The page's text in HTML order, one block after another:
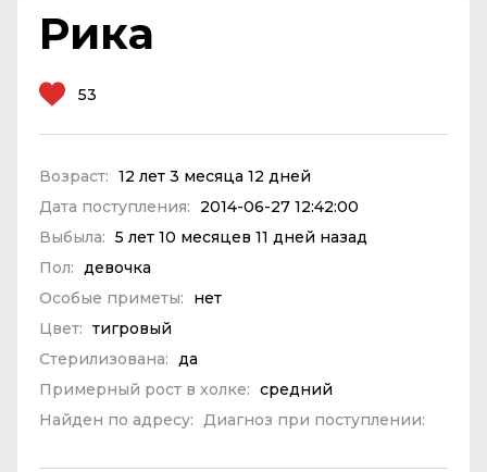
Рика
53
Возраст: 12 лет 3 месяца 12 дней
Дата поступления:
2014-06-27 12:42:00
Выбыла: 5 лет 10 месяцев 11 дней назад
Пол: девочка
Особые приметы:
нет
Цвет: тигровый
Стерилизована: да
Примерный рост в холке: средний
Найден по адресу: Диагноз при поступлении: